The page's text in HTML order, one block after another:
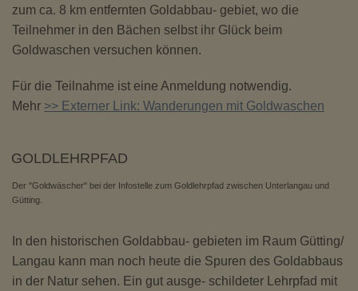
Diese Website nutzt Matomo Analytics für die Auswertung der
Seitenaufrufe als Statistik. Die hierdurch gespeicherten Daten werden
ausschließlich auf unseren eigenen Servern gespeichert. Eine
Übertragung an Dritte erfolgt nicht. Wir verwenden die Funktion
werden kann.
Wir nutzen YouTube im erweiterten Datenschutzmodus. Dieser Modus
Besucher auf dieser Website speichert, bevor diese sich das Video
ansehen.
Eingebundene Inhalte
Optional sind externe Inhalte auf den Seiten dieser Website
eingebunden. Das können Kartendienste wie z.B. Google Maps sein
oder auch Anwendungen einer externen Website.
zum ca. 8 km entfernten Goldabbau- gebiet, wo die
Teilnehmer in den Bächen selbst ihr Glück beim
Goldwaschen versuchen können.
Für die Teilnahme ist eine Anmeldung notwendig.
Mehr >> Externer Link: Wanderungen mit Goldwaschen
GOLDLEHRPFAD
Der "Goldwäscher" bei der Infostelle zum Goldlehrpfad zwischen Unterlangau und
Gütting.
In den historischen Goldabbau- gebieten im Raum Gütting/
Langau kann man noch heute die Spuren des Goldabbaus
in der Natur sehen. Ein gut ausge- schildeter Lehrpfad mit